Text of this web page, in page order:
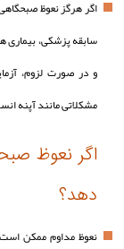
اگر هرگز نعوظ
سابقه پزشکی، بیماری‌
و در صورت لزوم،
مشکلاتی مانند آپنه
اگر نعوظ
دهد؟
نعوظ مداوم ممکن